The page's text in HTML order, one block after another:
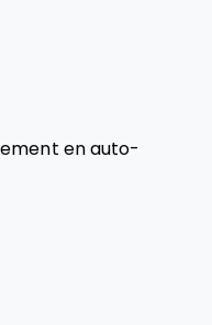
en auto-